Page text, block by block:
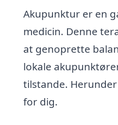
Akupunktur er en
medicin. Denne
at genoprette
lokale
tilstande.
for dig.